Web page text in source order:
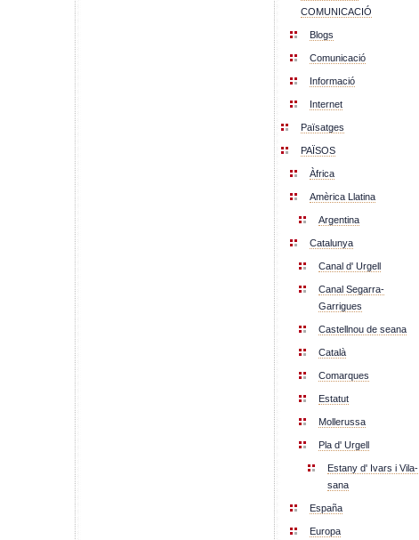
COMUNICACIÓ
Blogs
Comunicació
Informació
Internet
Païsatges
PAÏSOS
Àfrica
Amèrica Llatina
Argentina
Catalunya
Canal d' Urgell
Canal Segarra-
Garrigues
Castellnou de seana
Català
Comarques
Estatut
Mollerussa
Pla d' Urgell
Estany d' Ivars i Vila-
sana
España
Europa